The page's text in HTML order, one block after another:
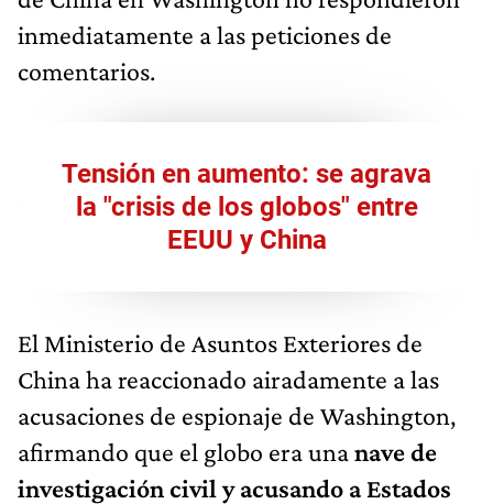
inmediatamente a las peticiones de
comentarios.
Tensión en aumento: se agrava
la "crisis de los globos" entre
EEUU y China
El Ministerio de Asuntos Exteriores de
China ha reaccionado airadamente a las
acusaciones de espionaje de Washington,
afirmando que el globo era unanave de
investigación civil y acusando a Estados